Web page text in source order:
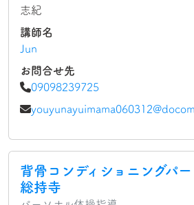
志紀
講師名
Jun
お問合せ先
09098239725
背骨コンディショニングパ
総持寺